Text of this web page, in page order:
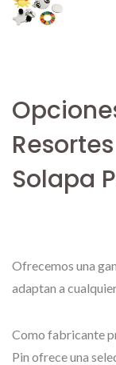
Solapa
Ofrecemos una
adaptan a
Como fabricante
Pin ofrece una